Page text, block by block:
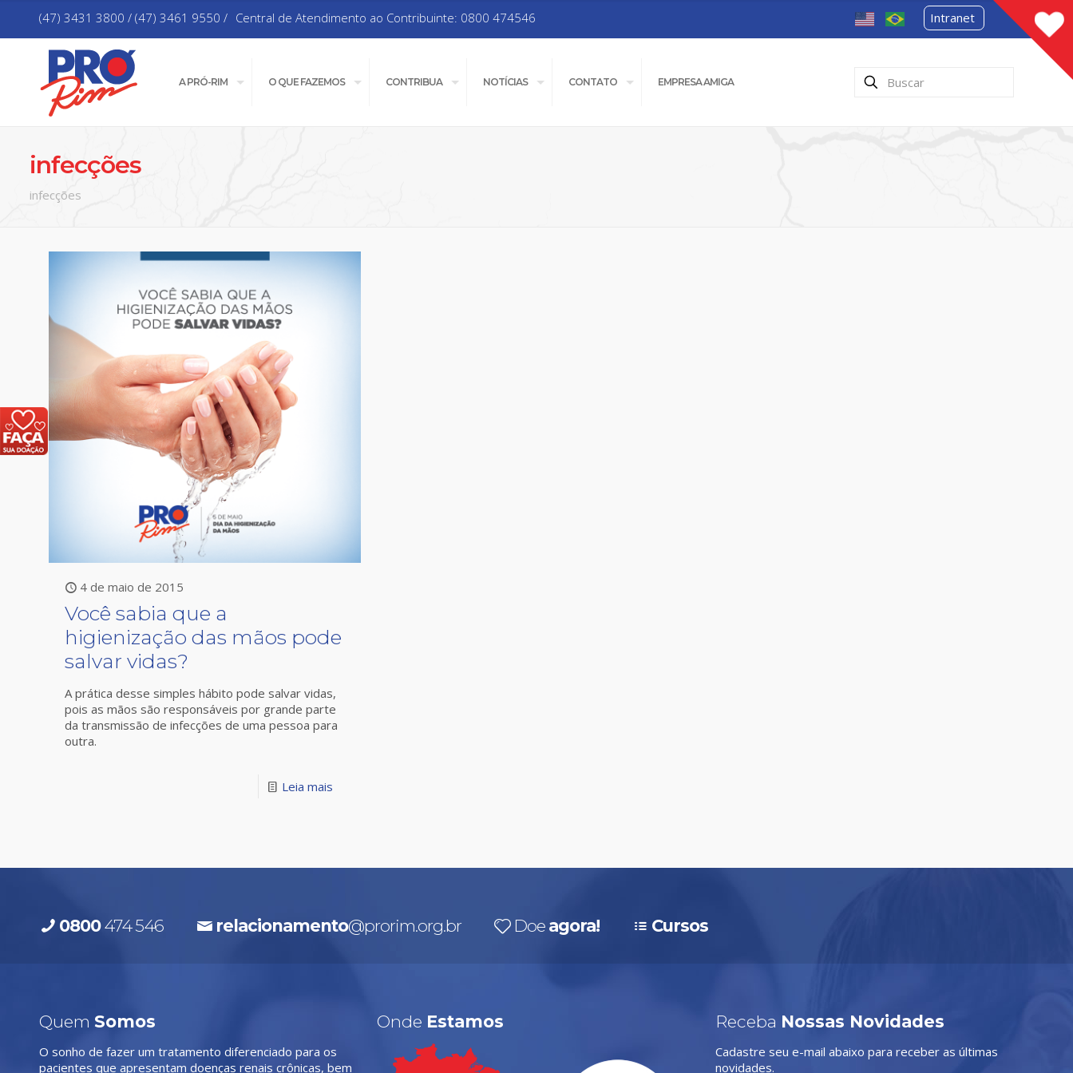
(47) 3431 3800 / (47) 3461 9550 / Central de Atendimento ao Contribuinte: 0800 474546 Intranet
A PRÓ-RIM O QUE FAZEMOS CONTRIBUA NOTÍCIAS CONTATO EMPRESA AMIGA
infecções
infecções
4 de maio de 2015
Você sabia que a
higienização das mãos pode
salvar vidas?
A prática desse simples hábito pode salvar vidas,
pois as mãos são responsáveis por grande parte
da transmissão de infecções de uma pessoa para
outra.
Leia mais
0800474 546 relacionamento@prorim.org.br Doe agora! Cursos
Quem Somos
O sonho de fazer um tratamento diferenciado para os
pacientes que apresentam doenças renais crônicas, bem
Onde Estamos Receba Nossas Novidades
Cadastre seu e-mail abaixo para receber as últimas
novidades.